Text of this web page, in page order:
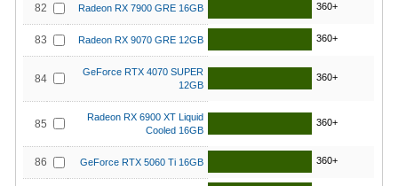
82 Radeon RX 7900 GRE 16GB 360+
83 Radeon RX 9070 GRE 12GB 360+
84
GeForce RTX 4070 SUPER
12GB
360+
85
Radeon RX 6900 XT Liquid
Cooled 16GB
360+
86 GeForce RTX 5060 Ti 16GB 360+